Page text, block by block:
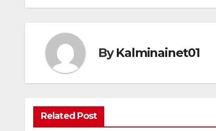
ByKalminainet01
Related Post